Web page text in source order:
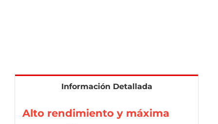
Información Detallada
Alto rendimiento y máxima